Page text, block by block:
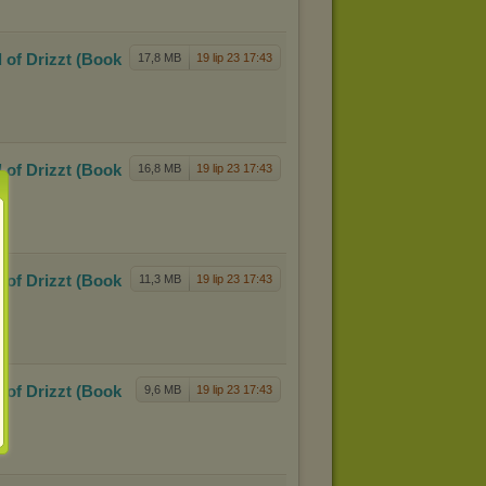
17,8 MB 19 lip 23 17:43
of Drizzt (Book
16,8 MB 19 lip 23 17:43
of Drizzt (Book
11,3 MB 19 lip 23 17:43
of Drizzt (Book
9,6 MB 19 lip 23 17:43
of Drizzt (Book